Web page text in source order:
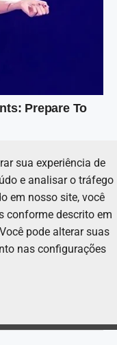
sua experiência de
e analisar o tráfego
em nosso site, você
conforme descrito em
pode alterar suas
nas configurações